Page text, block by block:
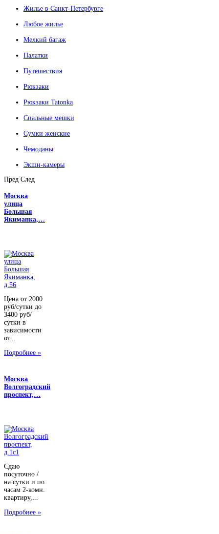
Жилье в Санкт-Петербурге
Любое жилье
Мелкий багаж
Палатки
Путешествия
Рюкзаки
Рюкзаки Tatonka
Спальные мешки
Сумки женские
Чемоданы
Экшн-камеры
Пред След
Москва
улица
Большая
Якиманка,…
Цена от 2000
руб/сутки до
3400 руб/
сутки в
зависимости
от...
Подробнее »
Москва
Волгоградский
проспект,…
Сдаю
посуточно /
на сутки и по
часам 2-комн.
квартиру,...
Подробнее »